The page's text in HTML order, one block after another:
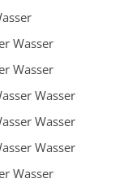
Wasser
Wasser
Wasser
Wasser
Wasser
Wasser